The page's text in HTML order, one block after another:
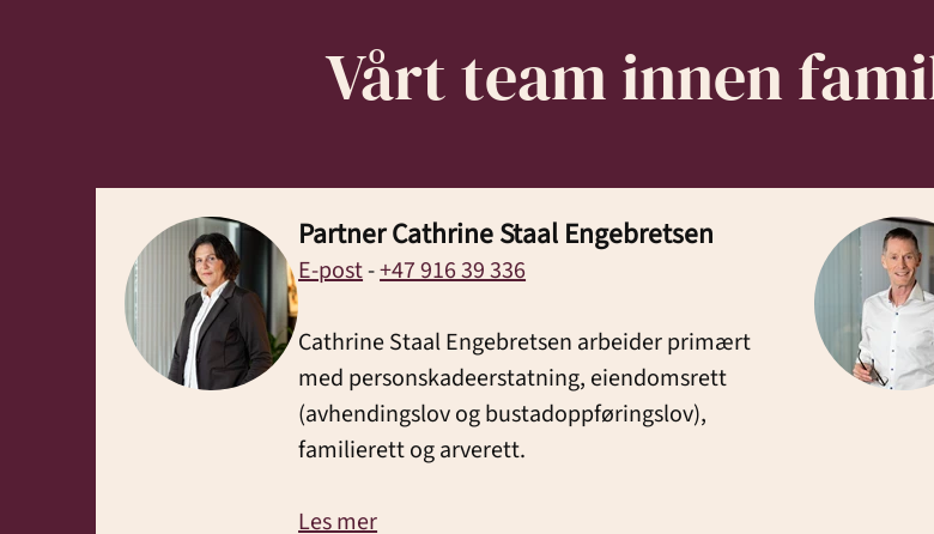
Vårt team innen
Partner Cathrine Staal Engebretsen
E-post-+47 916 39 336
Cathrine Staal Engebretsen arbeider primært
med personskadeerstatning, eiendomsrett
(avhendingslov og bustadoppføringslov),
familierett og arverett.
Les mer